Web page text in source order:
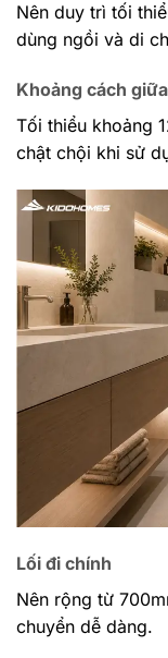
Nên duy trì tối
dùng ngồi và di
Khoảng cách
Tối thiểu khoảng
chật chội khi sử
Lối đi chính
Nên rộng từ
chuyển dễ dàng.